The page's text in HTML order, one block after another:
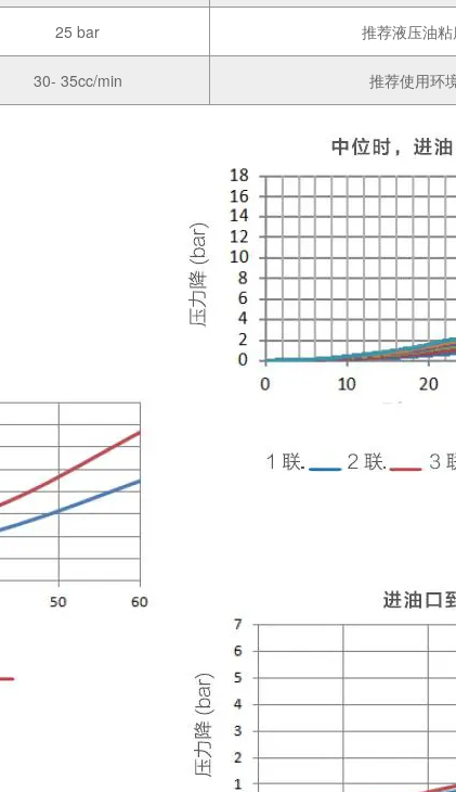
25 bar 推荐液压油
30- 35cc/min 推荐使用环